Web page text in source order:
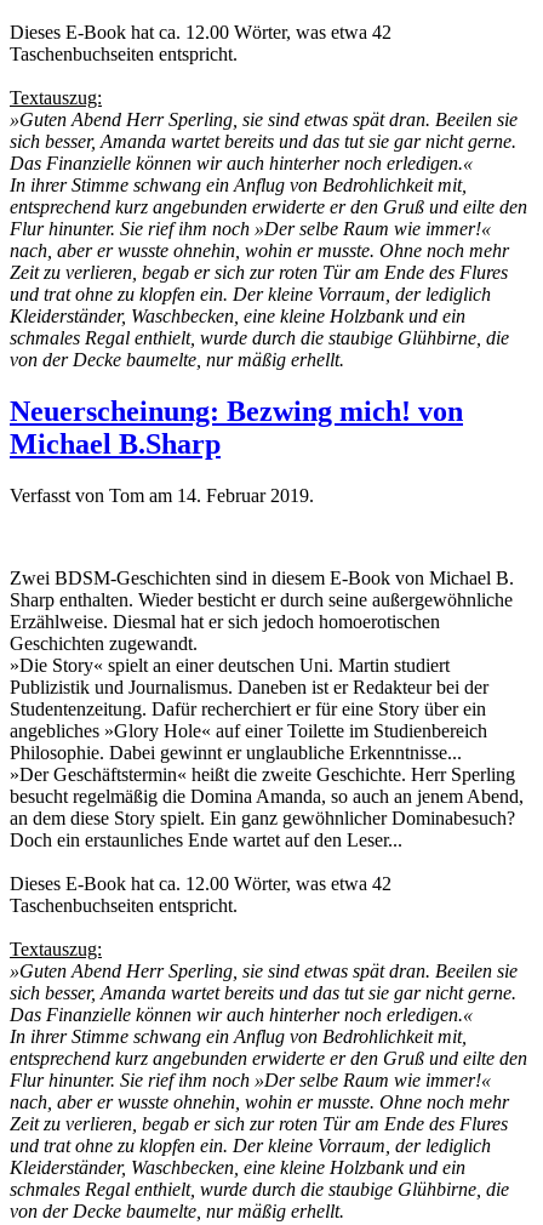
Dieses E-Book hat ca. 12.00 Wörter, was etwa 42
Taschenbuchseiten entspricht.
Textauszug:
»Guten Abend Herr Sperling, sie sind etwas spät dran. Beeilen sie
sich besser, Amanda wartet bereits und das tut sie gar nicht gerne.
Das Finanzielle können wir auch hinterher noch erledigen.«
In ihrer Stimme schwang ein Anflug von Bedrohlichkeit mit,
entsprechend kurz angebunden erwiderte er den Gruß und eilte den
Flur hinunter. Sie rief ihm noch »Der selbe Raum wie immer!«
nach, aber er wusste ohnehin, wohin er musste. Ohne noch mehr
Zeit zu verlieren, begab er sich zur roten Tür am Ende des Flures
und trat ohne zu klopfen ein. Der kleine Vorraum, der lediglich
Kleiderständer, Waschbecken, eine kleine Holzbank und ein
schmales Regal enthielt, wurde durch die staubige Glühbirne, die
von der Decke baumelte, nur mäßig erhellt.
Neuerscheinung: Bezwing mich! von
Michael B.Sharp
Verfasst von Tom am 14. Februar 2019.
Zwei BDSM-Geschichten sind in diesem E-Book von Michael B.
Sharp enthalten. Wieder besticht er durch seine außergewöhnliche
Erzählweise. Diesmal hat er sich jedoch homoerotischen
Geschichten zugewandt.
»Die Story« spielt an einer deutschen Uni. Martin studiert
Publizistik und Journalismus. Daneben ist er Redakteur bei der
Studentenzeitung. Dafür recherchiert er für eine Story über ein
angebliches »Glory Hole« auf einer Toilette im Studienbereich
Philosophie. Dabei gewinnt er unglaubliche Erkenntnisse...
»Der Geschäftstermin« heißt die zweite Geschichte. Herr Sperling
besucht regelmäßig die Domina Amanda, so auch an jenem Abend,
an dem diese Story spielt. Ein ganz gewöhnlicher Dominabesuch?
Doch ein erstaunliches Ende wartet auf den Leser...
Dieses E-Book hat ca. 12.00 Wörter, was etwa 42
Taschenbuchseiten entspricht.
Textauszug:
»Guten Abend Herr Sperling, sie sind etwas spät dran. Beeilen sie
sich besser, Amanda wartet bereits und das tut sie gar nicht gerne.
Das Finanzielle können wir auch hinterher noch erledigen.«
In ihrer Stimme schwang ein Anflug von Bedrohlichkeit mit,
entsprechend kurz angebunden erwiderte er den Gruß und eilte den
Flur hinunter. Sie rief ihm noch »Der selbe Raum wie immer!«
nach, aber er wusste ohnehin, wohin er musste. Ohne noch mehr
Zeit zu verlieren, begab er sich zur roten Tür am Ende des Flures
und trat ohne zu klopfen ein. Der kleine Vorraum, der lediglich
Kleiderständer, Waschbecken, eine kleine Holzbank und ein
schmales Regal enthielt, wurde durch die staubige Glühbirne, die
von der Decke baumelte, nur mäßig erhellt.